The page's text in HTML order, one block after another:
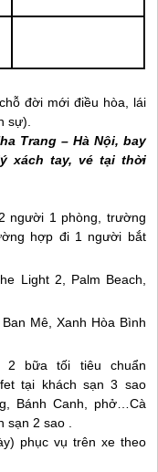
đời mới điều hòa, lái
sự).
Trang – Hà Nội, bay
xách tay, vé tại thời
người 1 phòng, trường
hợp đi 1 người bắt
Light 2, Palm Beach,
Mê, Xanh Hòa Bình
bữa tối tiêu chuẩn
tại khách sạn 3 sao
, Bánh Canh, phở…Cà
2 sao .
phục vụ trên xe theo